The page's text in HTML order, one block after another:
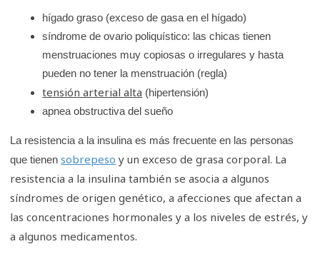
hígado graso (exceso de gasa en el hígado)
síndrome de ovario poliquístico: las chicas tienen
menstruaciones muy copiosas o irregulares y hasta
pueden no tener la menstruación (regla)
tensión arterial alta (hipertensión)
apnea obstructiva del sueño
La resistencia a la insulina es más frecuente en las personas
que tienensobrepeso y un exceso de grasa corporal. La
resistencia a la insulina también se asocia a algunos
síndromes de origen genético, a afecciones que afectan a
las concentraciones hormonales y a los niveles de estrés, y
a algunos medicamentos.